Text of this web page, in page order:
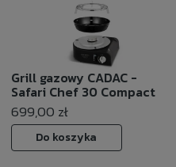
Grill gazowy CADAC -
Safari Chef 30 Compact
699,00 zł
Do koszyka